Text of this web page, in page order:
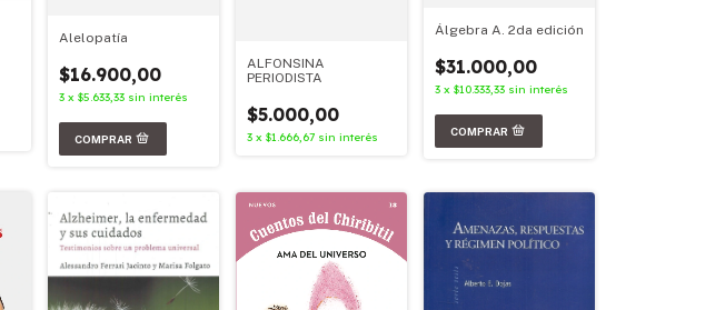
Alelopatía
$16.900,00
3 x $5.633,33 sin interés
ALFONSINA
PERIODISTA
$5.000,00
3 x $1.666,67 sin interés
Álgebra A. 2da edición
$31.000,00
3 x $10.333,33 sin interés